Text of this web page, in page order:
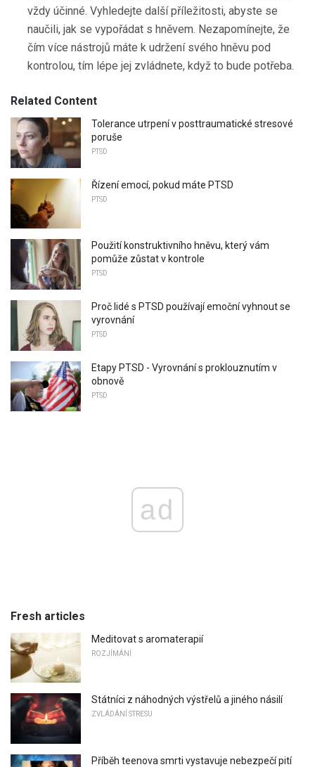
vždy účinné. Vyhledejte další příležitosti, abyste se
naučili, jak se vypořádat s hněvem. Nezapomínejte, že
čím více nástrojů máte k udržení svého hněvu pod
kontrolou, tím lépe jej zvládnete, když to bude potřeba.
Related Content
Tolerance utrpení v posttraumatické stresové
poruše
PTSD
Řízení emocí, pokud máte PTSD
PTSD
Použití konstruktivního hněvu, který vám
pomůže zůstat v kontrole
PTSD
Proč lidé s PTSD používají emoční vyhnout se
vyrovnání
PTSD
Etapy PTSD - Vyrovnání s proklouznutím v
obnově
PTSD
ad
Fresh articles
Meditovat s aromaterapií
ROZJÍMÁNÍ
Státníci z náhodných výstřelů a jiného násilí
ZVLÁDÁNÍ STRESU
Příběh teenova smrti vystavuje nebezpečí pití